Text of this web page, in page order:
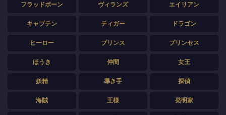
フラッドボーン ヴィランズ エイリアン
キャプテン ティガー ドラゴン
ヒーロー プリンス プリンセス
ほうき 仲間 女王
妖精 導き手 探偵
海賊 王様 発明家